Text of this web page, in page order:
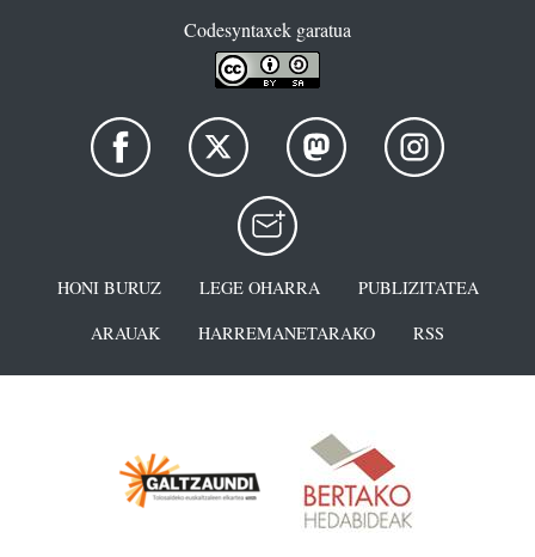
Codesyntaxek garatua
HONI BURUZ LEGE OHARRA
PUBLIZITATEA
ARAUAK
HARREMANETARAKO RSS